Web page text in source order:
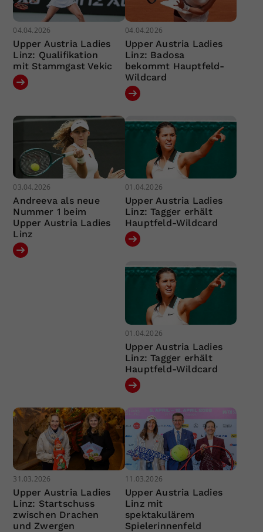
04.04.2026
Upper Austria Ladies
Linz: Qualifikation
mit Stammgast Vekic
04.04.2026
Upper Austria Ladies
Linz: Badosa
bekommt Hauptfeld-
Wildcard
03.04.2026
Andreeva als neue
Nummer 1 beim
Upper Austria Ladies
Linz
01.04.2026
Upper Austria Ladies
Linz: Tagger erhält
Hauptfeld-Wildcard
01.04.2026
Upper Austria Ladies
Linz: Tagger erhält
Hauptfeld-Wildcard
31.03.2026
Upper Austria Ladies
Linz: Startschuss
zwischen Drachen
und Zwergen
11.03.2026
Upper Austria Ladies
Linz mit
spektakulärem
Spielerinnenfeld